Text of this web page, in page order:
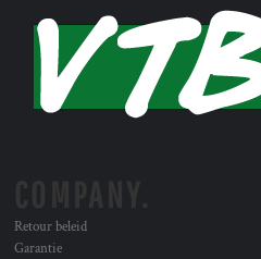
Retour beleid
Garantie